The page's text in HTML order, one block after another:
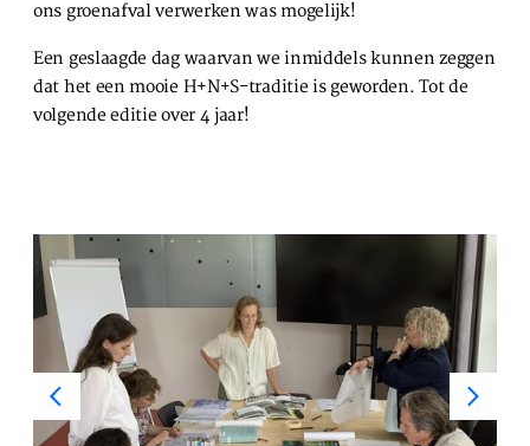
ons groenafval verwerken was mogelijk!
Een geslaagde dag waarvan we inmiddels kunnen zeggen
dat het een mooie H+N+S-traditie is geworden. Tot de
volgende editie over 4 jaar!